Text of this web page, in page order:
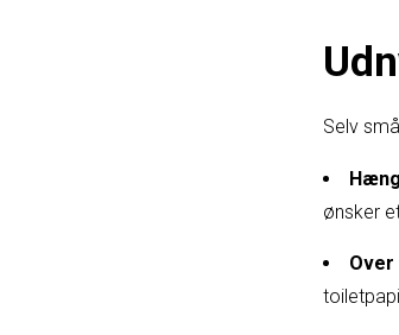
Selv
ønsker